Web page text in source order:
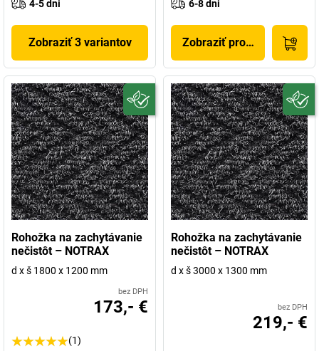
4-5 dni
Zobraziť 3 variantov
6-8 dni
Zobraziť produkt
Rohožka na zachytávanie
nečistôt – NOTRAX
d x š 1800 x 1200 mm
bez DPH
173,- €
(1)
Rohožka na zachytávanie
nečistôt – NOTRAX
d x š 3000 x 1300 mm
bez DPH
219,- €